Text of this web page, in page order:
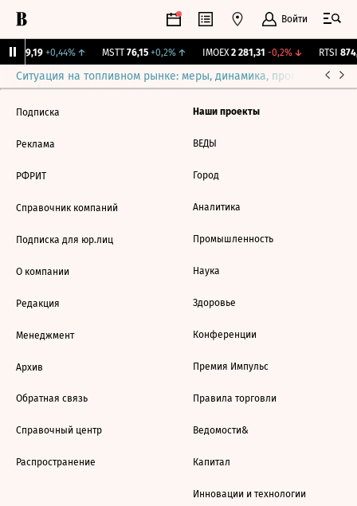
Войти
9,19 +0,44%↑ MSTT 76,15 +0,2%↑ IMOEX 2 281,31 -0,2%↓ RTSI
Ситуация на топливном рынке: меры, динамика, прогнозы
Подписка
Реклама
РФРИТ
Справочник компаний
Подписка для юр.лиц
О компании
Редакция
Менеджмент
Архив
Обратная связь
Справочный центр
Распространение
Наши проекты
ВЕДЫ
Город
Аналитика
Промышленность
Наука
Здоровье
Конференции
Премия Импульс
Правила торговли
Ведомости&
Капитал
Инновации и технологии